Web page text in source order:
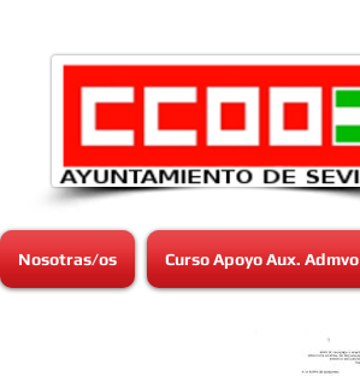
Nosotras/os Curso Apoyo Aux. Admvo